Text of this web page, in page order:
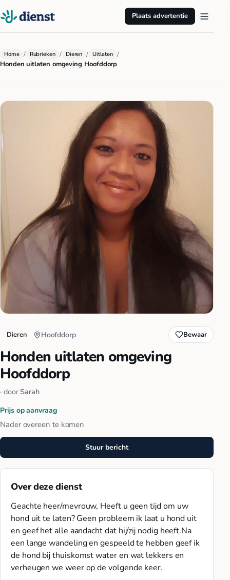
Plaats advertentie
Home / Rubrieken / Dieren / Uitlaten /
Honden uitlaten omgeving Hoofddorp
Dieren Hoofddorp Bewaar
Honden uitlaten omgeving
Hoofddorp
· doorSarah
Prijs op aanvraag
Nader overeen te komen
Stuur bericht
Over deze dienst
Geachte heer/mevrouw, Heeft u geen tijd om uw
hond uit te laten? Geen probleem ik laat u hond uit
en geef het alle aandacht dat hij/zij nodig heeft.Na
een lange wandeling en gespeeld te hebben geef ik
de hond bij thuiskomst water en wat lekkers en
verheugen we weer op de volgende keer.